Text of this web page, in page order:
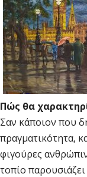
Πώς θα
Σαν κάποιον που
πραγματικότητα,
φιγούρες
τοπίο